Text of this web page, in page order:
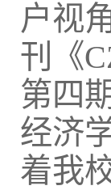
户视
刊《
第四
经济
着我